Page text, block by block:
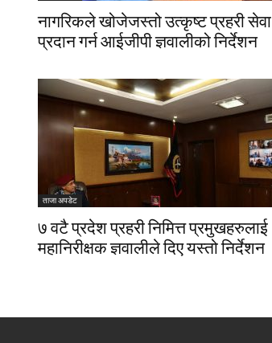
नागरिकले खोजेजस्तो उत्कृष्ट प्रहरी सेवा
प्रदान गर्न आईजीपी ज्ञवालीको निर्देशन
ताजा अपडेट
७ वटै प्रदेश प्रहरी निमित्त प्रमुखहरुलाई
महानिरीक्षक ज्ञवालीले दिए यस्तो निर्देशन